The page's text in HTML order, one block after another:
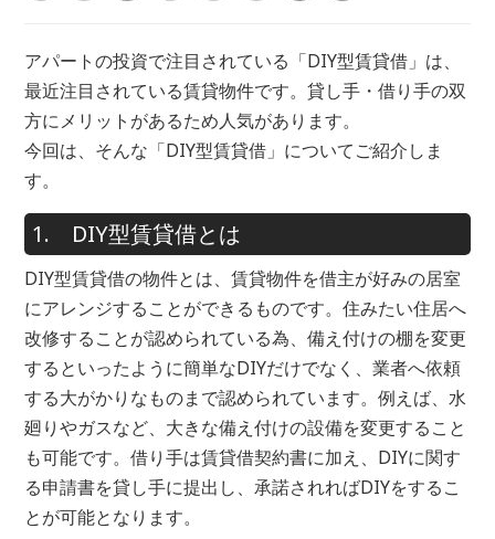
アパートの投資で注目されている「DIY型賃貸借」は、
最近注目されている賃貸物件です。貸し手・借り手の双
方にメリットがあるため人気があります。
今回は、そんな「DIY型賃貸借」についてご紹介しま
す。
1. DIY型賃貸借とは
DIY型賃貸借の物件とは、賃貸物件を借主が好みの居室
にアレンジすることができるものです。住みたい住居へ
改修することが認められている為、備え付けの棚を変更
するといったように簡単なDIYだけでなく、業者へ依頼
する大がかりなものまで認められています。例えば、水
廻りやガスなど、大きな備え付けの設備を変更すること
も可能です。借り手は賃貸借契約書に加え、DIYに関す
る申請書を貸し手に提出し、承諾されればDIYをするこ
とが可能となります。